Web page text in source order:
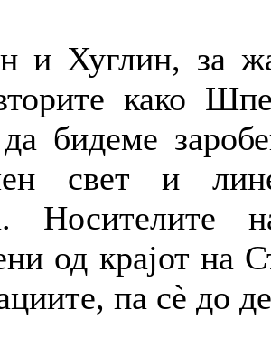
и Хуглин, за
како
бидеме
свет и
од крајот на
па сè до